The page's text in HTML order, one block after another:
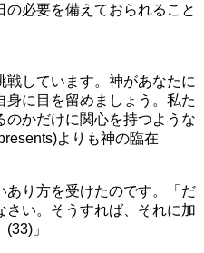
必要を備えておられること
しています。神があなたに
に目を留めましょう。私た
のかだけに関心を持つような
よりも神の臨在
あり方を受けたのです。「だ
い。そうすれば、それに加
」